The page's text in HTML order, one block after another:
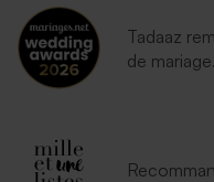
Tadaaz
de